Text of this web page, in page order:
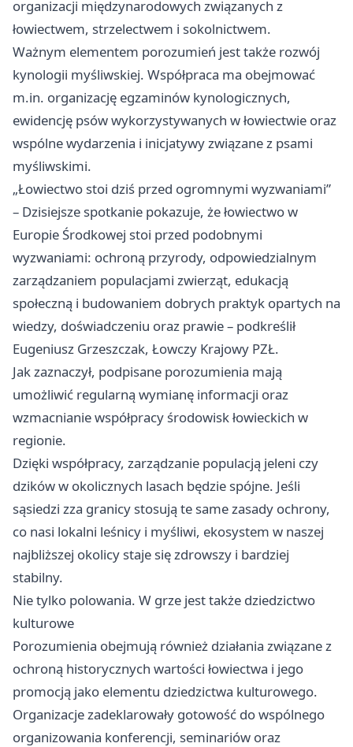
organizacji międzynarodowych związanych z
łowiectwem, strzelectwem i sokolnictwem.
Ważnym elementem porozumień jest także rozwój
kynologii myśliwskiej. Współpraca ma obejmować
m.in. organizację egzaminów kynologicznych,
ewidencję psów wykorzystywanych w łowiectwie oraz
wspólne wydarzenia i inicjatywy związane z psami
myśliwskimi.
„Łowiectwo stoi dziś przed ogromnymi wyzwaniami”
– Dzisiejsze spotkanie pokazuje, że łowiectwo w
Europie Środkowej stoi przed podobnymi
wyzwaniami: ochroną przyrody, odpowiedzialnym
zarządzaniem populacjami zwierząt, edukacją
społeczną i budowaniem dobrych praktyk opartych na
wiedzy, doświadczeniu oraz prawie – podkreślił
Eugeniusz Grzeszczak, Łowczy Krajowy PZŁ.
Jak zaznaczył, podpisane porozumienia mają
umożliwić regularną wymianę informacji oraz
wzmacnianie współpracy środowisk łowieckich w
regionie.
Dzięki współpracy, zarządzanie populacją jeleni czy
dzików w okolicznych lasach będzie spójne. Jeśli
sąsiedzi zza granicy stosują te same zasady ochrony,
co nasi lokalni leśnicy i myśliwi, ekosystem w naszej
najbliższej okolicy staje się zdrowszy i bardziej
stabilny.
Nie tylko polowania. W grze jest także dziedzictwo
kulturowe
Porozumienia obejmują również działania związane z
ochroną historycznych wartości łowiectwa i jego
promocją jako elementu dziedzictwa kulturowego.
Organizacje zadeklarowały gotowość do wspólnego
organizowania konferencji, seminariów oraz